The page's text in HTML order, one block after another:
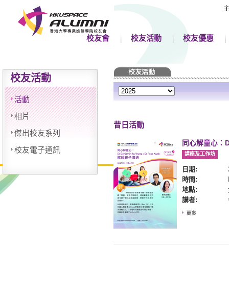
校友會 校友活動 校友優惠
校友活動
活動
相片
傑出校友系列
校友電子通訊
昔日活動
同心解童心
講座及工作坊
日期:
時間:
地點:
講者: